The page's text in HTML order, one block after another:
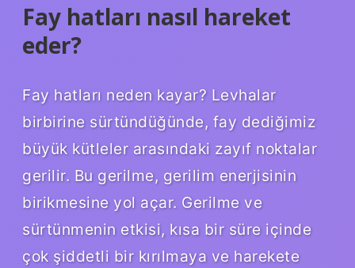
Fay hatları nasıl hareket
eder?
Fay hatları neden kayar? Levhalar
birbirine sürtündüğünde, fay dediğimiz
büyük kütleler arasındaki zayıf noktalar
gerilir. Bu gerilme, gerilim enerjisinin
birikmesine yol açar. Gerilme ve
sürtünmenin etkisi, kısa bir süre içinde
çok şiddetli bir kırılmaya ve harekete